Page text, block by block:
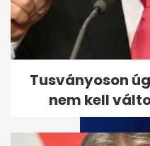
Tarr
Tusványoson
nem kell